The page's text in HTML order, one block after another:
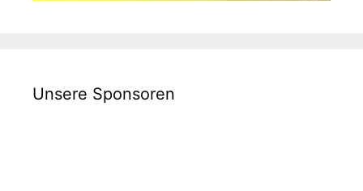
Unsere Sponsoren